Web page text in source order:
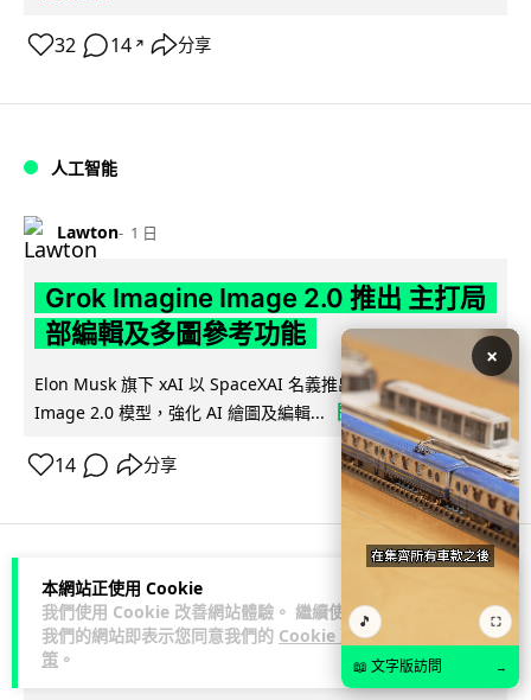
本網站正使用 Cookie
我們使用 Cookie 改善網站體驗。 繼續使用
我們的網站即表示您同意我們的 Cookie 政
策 。
32 14 ↗ 分享
人工智能
Lawton 1 日
Grok Imagine Image 2.0 推出 主打局
部編輯及多圖參考功能
Elon Musk 旗下 xAI 以 SpaceXAI 名義推出 Grok Imagine
Image 2.0 模型，強化 AI 繪圖及編輯...
閱讀全文
14 分享
人工智能
Lawton
×
🎵 ⛶
📖 文字版訪問 →